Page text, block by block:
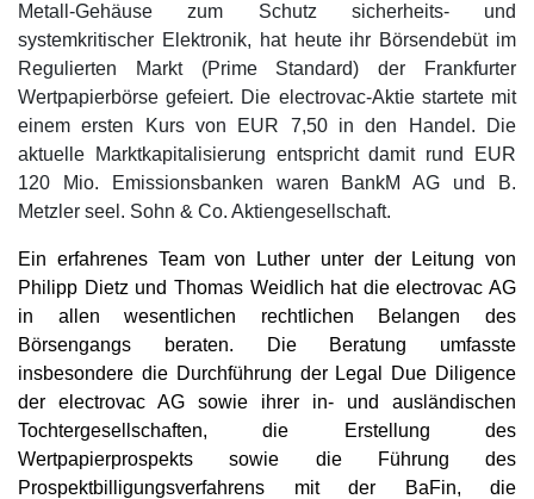
Metall-Gehäuse zum Schutz sicherheits- und
systemkritischer Elektronik, hat heute ihr Börsendebüt im
Regulierten Markt (Prime Standard) der Frankfurter
Wertpapierbörse gefeiert. Die electrovac-Aktie startete mit
einem ersten Kurs von EUR 7,50 in den Handel. Die
aktuelle Marktkapitalisierung entspricht damit rund EUR
120 Mio. Emissionsbanken waren BankM AG und B.
Metzler seel. Sohn & Co. Aktiengesellschaft.
Ein erfahrenes Team von Luther unter der Leitung von
Philipp Dietz und Thomas Weidlich hat die electrovac AG
in allen wesentlichen rechtlichen Belangen des
Börsengangs beraten. Die Beratung umfasste
insbesondere die Durchführung der Legal Due Diligence
der electrovac AG sowie ihrer in- und ausländischen
Tochtergesellschaften, die Erstellung des
Wertpapierprospekts sowie die Führung des
Prospektbilligungsverfahrens mit der BaFin, die